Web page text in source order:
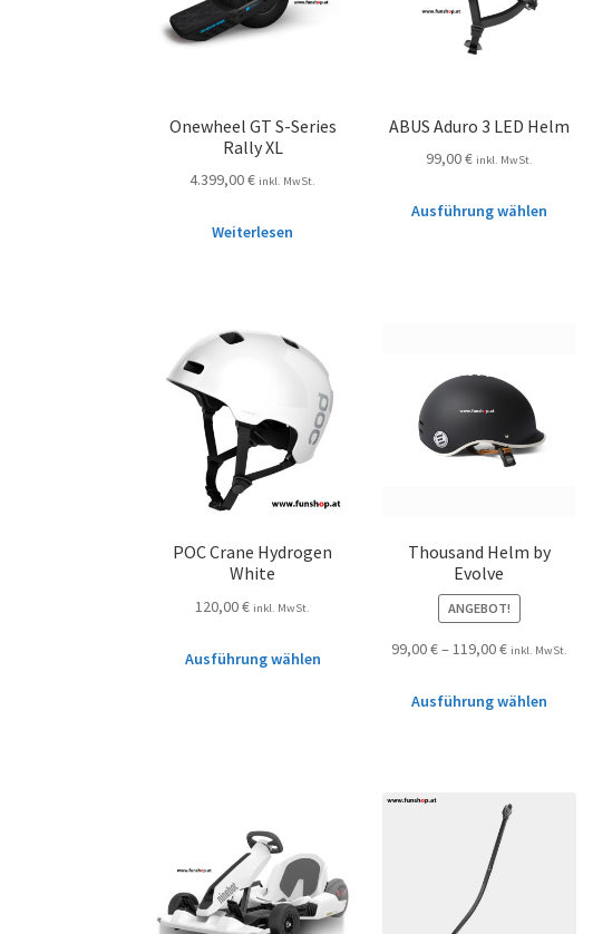
Onewheel GT S-Series
Rally XL
4.399,00€ inkl. MwSt.
Weiterlesen
ABUS Aduro 3 LED Helm
99,00€ inkl. MwSt.
Ausführung wählen
POC Crane Hydrogen
White
120,00€ inkl. MwSt.
Ausführung wählen
Thousand Helm by
Evolve
ANGEBOT!
99,00€– 119,00€ inkl. MwSt.
Ausführung wählen